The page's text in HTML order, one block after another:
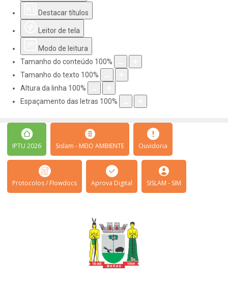
Destacar títulos
Leitor de tela
Modo de leitura
Tamanho do conteúdo 100%
Tamanho do texto 100%
Altura da linha 100%
Espaçamento das letras 100%
IPTU 2026 Sislam - MEIO AMBIENTE Ouvidoria
Protocolos / Flowdocs Aprova Digital SISLAM - SIM